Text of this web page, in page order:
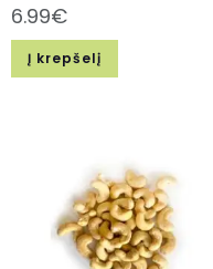
6.99€
Į krepšelį